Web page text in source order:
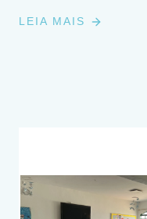
LEIA MAIS